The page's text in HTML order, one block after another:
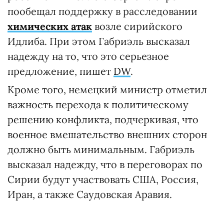
пообещал поддержку в расследовании
химических атак возле сирийского
Идлиба. При этом Габриэль высказал
надежду на то, что это серьезное
предложение, пишет DW.
Кроме того, немецкий министр отметил
важность перехода к политическому
решению конфликта, подчеркивая, что
военное вмешательство внешних сторон
должно быть минимальным. Габриэль
высказал надежду, что в переговорах по
Сирии будут участвовать США, Россия,
Иран, а также Саудовская Аравия.